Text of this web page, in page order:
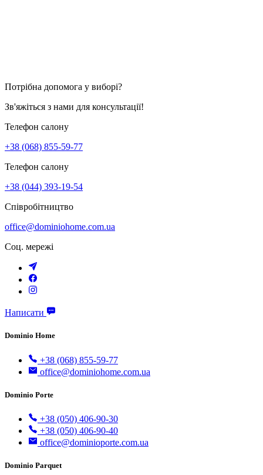
Потрібна допомога у виборі?
Зв'яжіться з нами для консультації!
Телефон салону
+38 (068) 855-59-77
Телефон салону
+38 (044) 393-19-54
Співробітництво
office@dominiohome.com.ua
Соц. мережі
Написати
Dominio Home
+38 (068) 855-59-77
office@dominiohome.com.ua
Dominio Porte
+38 (050) 406-90-30
+38 (050) 406-90-40
office@dominioporte.com.ua
Dominio Parquet